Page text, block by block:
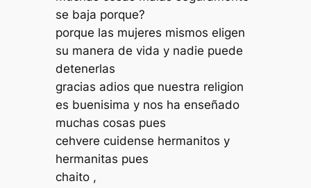
se baja porque?
porque las mujeres mismos eligen
su manera de vida y nadie puede
detenerlas
gracias adios que nuestra religion
es buenisima y nos ha enseñado
muchas cosas pues
cehvere cuidense hermanitos y
hermanitas pues
chaito ,